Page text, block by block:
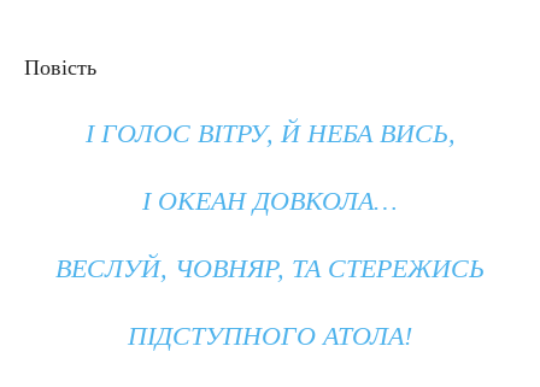
Повість
І ГОЛОС ВІТРУ, Й НЕБА ВИСЬ,
І ОКЕАН ДОВКОЛА…
ВЕСЛУЙ, ЧОВНЯР, ТА СТЕРЕЖИСЬ
ПІДСТУПНОГО АТОЛА!